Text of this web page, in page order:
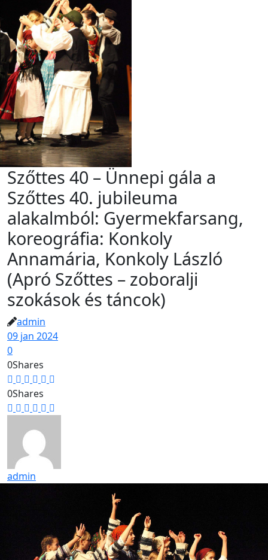
Szőttes 40 – Ünnepi gála a
Szőttes 40. jubileuma
alakalmból: Gyermekfarsang,
koreográfia: Konkoly
Annamária, Konkoly László
(Apró Szőttes – zoboralji
szokások és táncok)
admin
09 jan 2024
0
0Shares
0Shares
admin